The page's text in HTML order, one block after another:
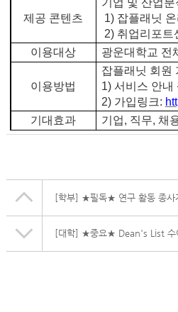
제공 콘텐츠
기업 및 산업
1) 잡플래닛
2) 취업리포트
이용대상
광운대학교 전
이용방법
잡플래닛 회원
1) 서비스 안내
2) 가입링크:
기대효과
기업, 직무, 채
[학부] ★필독★ 연구 활동 종사자
[대학] ★중요★ Dean's List 수